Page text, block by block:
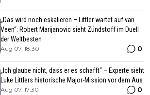
„Das wird noch eskalieren – Littler wartet auf van
Veen“: Robert Marijanovic sieht Zündstoff im Duell
der Weltbesten
Aug 07, 18:30 0
„Ich glaube nicht, dass er es schafft“ – Experte sieht
Luke Littlers historische Major-Mission vor dem Aus
Aug 07, 17:30 0